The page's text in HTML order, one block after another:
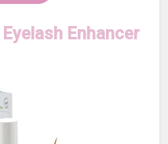
Enhancer